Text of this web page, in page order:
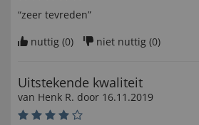
“zeer tevreden”
nuttig (0) niet nuttig (0)
Uitstekende kwaliteit
van Henk R. door 16.11.2019